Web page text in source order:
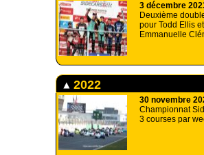
3 décembre
Deuxième
pour Todd Ellis et
Emmanuelle
2022
30 novembre
Championnat
3 courses par